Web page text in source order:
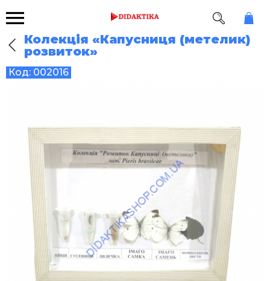
Колекція «Капусниця (метелик)
розвиток»
Код: 002016